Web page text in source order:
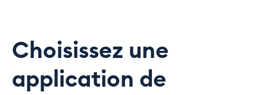
Choisissez une
application de